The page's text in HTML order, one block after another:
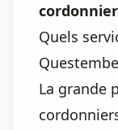
Quels
La grande